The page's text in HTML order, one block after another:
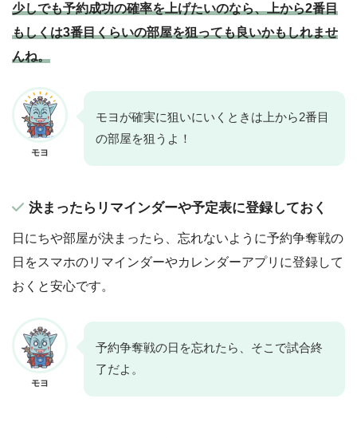
少しでも予約成功の確率を上げたいのなら、上から2番目
もしくは3番目くらいの部屋を狙っても良いかもしれませ
んね。
モヨ
モヨが確実に狙いにいくときは上から2番目
の部屋を狙うよ！
決まったらリマインダーや予定表に登録しておく
日にちや部屋が決まったら、忘れないように予約争奪戦の
日をスマホのリマインダーやカレンダーアプリに登録して
おくと安心です。
モヨ
予約争奪戦の日を忘れたら、そこで試合終
了だよ。